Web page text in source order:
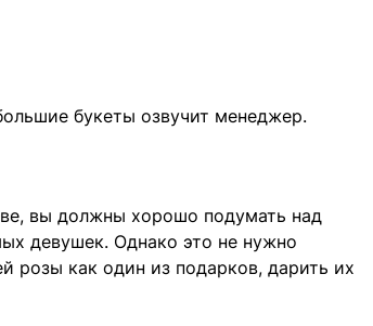
букеты озвучит менеджер.
вы должны хорошо подумать над
девушек. Однако это не нужно
розы как один из подарков, дарить их